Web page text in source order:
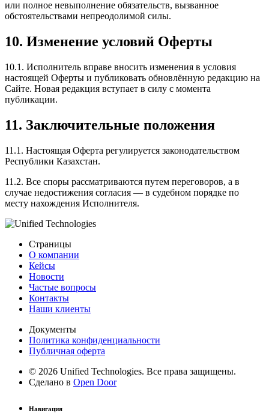
или полное невыполнение обязательств, вызванное
обстоятельствами непреодолимой силы.
10. Изменение условий Оферты
10.1. Исполнитель вправе вносить изменения в условия
настоящей Оферты и публиковать обновлённую редакцию на
Сайте. Новая редакция вступает в силу с момента
публикации.
11. Заключительные положения
11.1. Настоящая Оферта регулируется законодательством
Республики Казахстан.
11.2. Все споры рассматриваются путем переговоров, а в
случае недостижения согласия — в судебном порядке по
месту нахождения Исполнителя.
Страницы
О компании
Кейсы
Новости
Частые вопросы
Контакты
Наши клиенты
Документы
Политика конфиденциальности
Публичная оферта
© 2026 Unified Technologies. Все права защищены.
Сделано в Open Door
Навигация